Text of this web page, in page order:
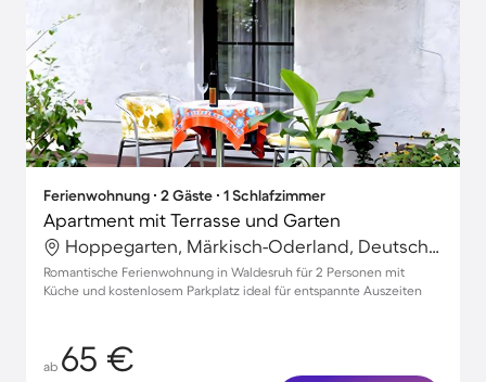
Ferienwohnung ∙ 2 Gäste ∙ 1 Schlafzimmer
Apartment mit Terrasse und Garten
Hoppegarten, Märkisch-Oderland, Deutschland
Romantische Ferienwohnung in Waldesruh für 2 Personen mit
Küche und kostenlosem Parkplatz ideal für entspannte Auszeiten
ab 65 €